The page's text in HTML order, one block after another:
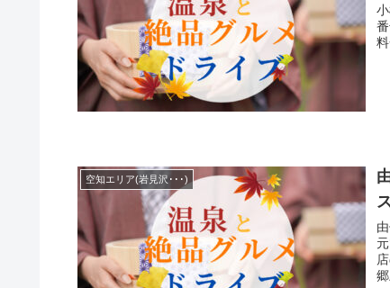
小樽温
番号
料
空知エリア(岩見沢･･･)